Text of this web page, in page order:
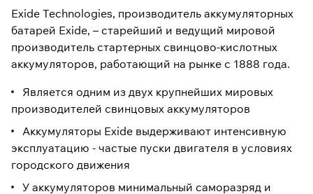
Exide Technologies, производитель аккумуляторных
батарей Exide, – старейший и ведущий мировой
производитель стартерных свинцово-кислотных
аккумуляторов, работающий на рынке с 1888 года.
Является одним из двух крупнейших мировых
производителей свинцовых аккумуляторов
Аккумуляторы Exide выдерживают интенсивную
эксплуатацию - частые пуски двигателя в условиях
городского движения
У аккумуляторов минимальный саморазряд и